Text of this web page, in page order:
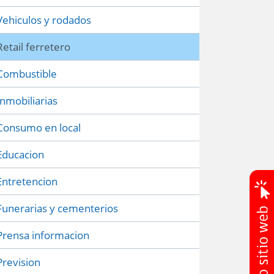
y rodados
ferretero
en local
y cementerios
informacion